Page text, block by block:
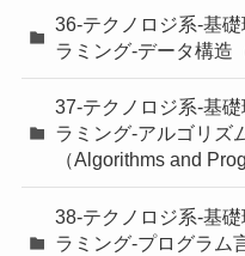
36-テクノロジ系-基
ラミング-データ構造
37-テクノロジ系-基
ラミング-アルゴリズ
（Algorithms and
38-テクノロジ系-基
ラミング-プログラム